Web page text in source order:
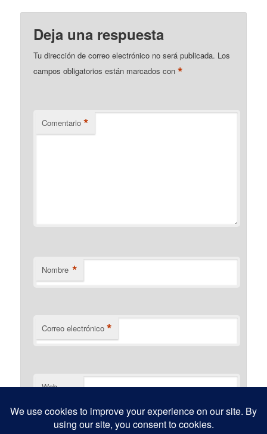
Deja una respuesta
Tu dirección de correo electrónico no será publicada. Los
campos obligatorios están marcados con*
Comentario *
Nombre *
Correo electrónico *
Web